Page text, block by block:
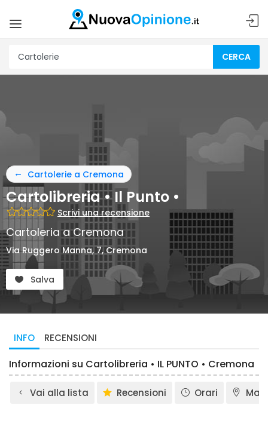
CERCA
Cartolerie a Cremona
Cartolibreria • Il Punto •
Scrivi una recensione
Cartoleria a Cremona
Via Ruggero Manna, 7, Cremona
Salva
INFO RECENSIONI
Informazioni su Cartolibreria • IL PUNTO • Cremona
Vai alla lista Recensioni Orari